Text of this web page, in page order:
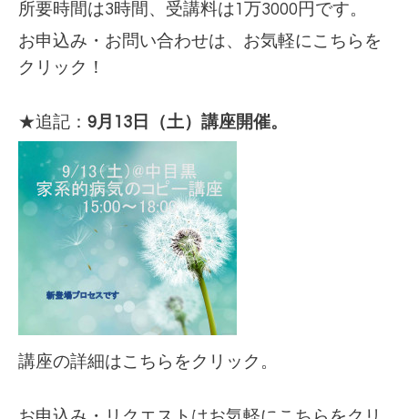
所要時間は3時間、受講料は1万3000円です。
お申込み・お問い合わせは、お気軽にこちらを
クリック！
★追記： 9月13日（土）講座開催。
講座の詳細はこちらをクリック。